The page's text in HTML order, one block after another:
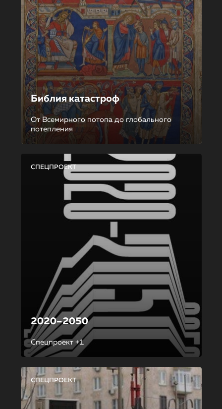
Библия катастроф
От Всемирного потопа до глобального
потепления
СПЕЦПРОЕКТ
2020–2050
Спецпроект +1
СПЕЦПРОЕКТ